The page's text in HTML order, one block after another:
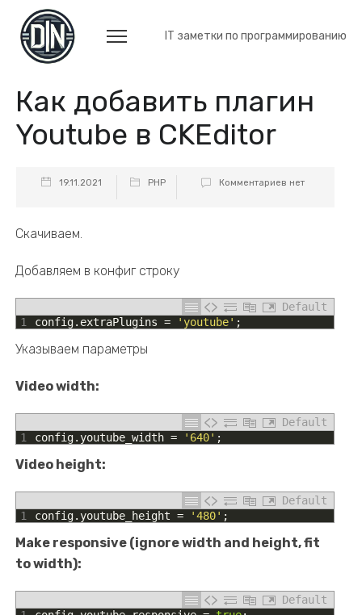
IT заметки по программированию
Как добавить плагин
Youtube в CKEditor
19.11.2021 PHP Комментариев нет
Скачиваем.
Добавляем в конфиг строку
Default
1
config. extraPlugins = 'youtube' ;
Указываем параметры
Video width:
Default
1
config. youtube_width = '640' ;
Video height:
Default
1
config. youtube_height = '480' ;
Make responsive (ignore width and height, fit
to width):
Default